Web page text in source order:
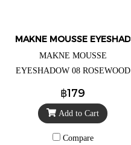
MAKNE MOUSSE
MAKNE MOUSSE
EYESHADOW 08 ROSEWOOD
08 โรสวูด ไชน์) อายแชโดว์
เนื้อมูสนุ่มละมุน ราคาตลับละ
99.- (จากราคาปกติ 179.-)
฿179
Add to Cart
Compare